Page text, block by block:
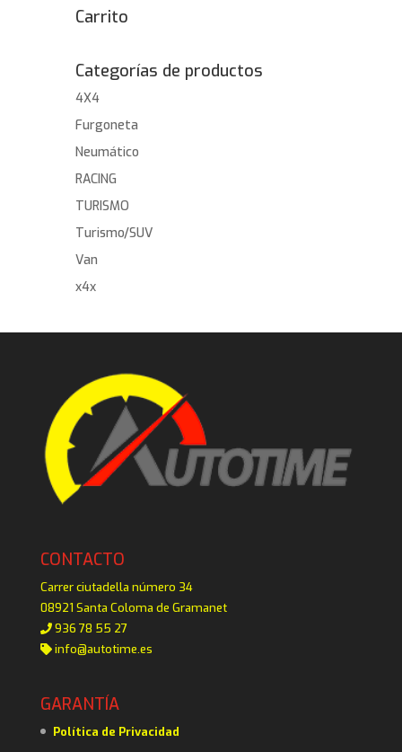
Carrito
Categorías de productos
4X4
Furgoneta
Neumático
RACING
TURISMO
Turismo/SUV
Van
x4x
CONTACTO
Carrer ciutadella número 34
08921 Santa Coloma de Gramanet
936 78 55 27
info@autotime.es
GARANTÍA
Política de Privacidad